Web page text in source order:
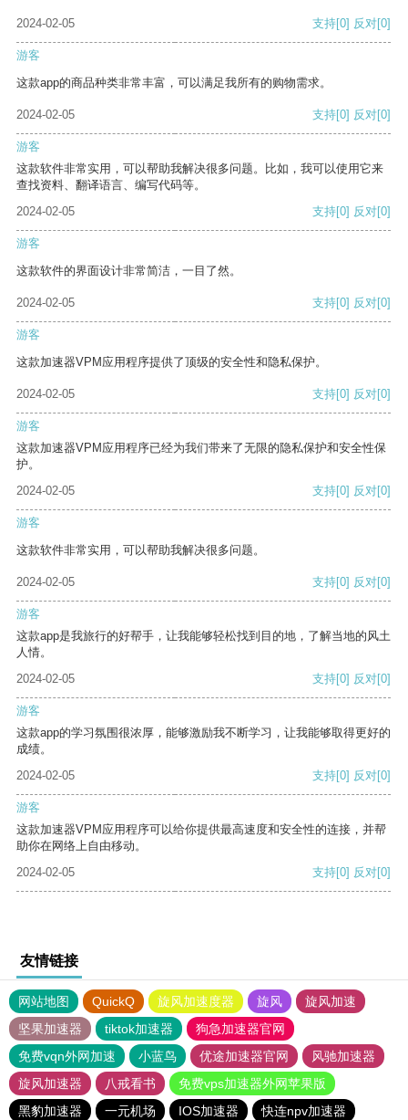
2024-02-05 支持[0] 反对[0]
游客
这款app的商品种类非常丰富，可以满足我所有的购物需求。
2024-02-05 支持[0] 反对[0]
游客
这款软件非常实用，可以帮助我解决很多问题。比如，我可以使用它来
查找资料、翻译语言、编写代码等。
2024-02-05
支持[0] 反对[0]
游客
这款软件的界面设计非常简洁，一目了然。
2024-02-05 支持[0] 反对[0]
游客
这款加速器VPM应用程序提供了顶级的安全性和隐私保护。
2024-02-05 支持[0] 反对[0]
游客
这款加速器VPM应用程序已经为我们带来了无限的隐私保护和安全性保
护。
2024-02-05
支持[0] 反对[0]
游客
这款软件非常实用，可以帮助我解决很多问题。
2024-02-05 支持[0] 反对[0]
游客
这款app是我旅行的好帮手，让我能够轻松找到目的地，了解当地的风土
人情。
2024-02-05
支持[0] 反对[0]
游客
这款app的学习氛围很浓厚，能够激励我不断学习，让我能够取得更好的
成绩。
2024-02-05
支持[0] 反对[0]
游客
这款加速器VPM应用程序可以给你提供最高速度和安全性的连接，并帮
助你在网络上自由移动。
2024-02-05
支持[0] 反对[0]
友情链接
网站地图 QuickQ 旋风加速度器 旋风
旋风加速
坚果加速器
tiktok加速器
狗急加速器官网
免费vqn外网加速
小蓝鸟 优途加速器官网
风驰加速器
旋风加速器
八戒看书
免费vps加速器外网苹果版
黑豹加速器
一元机场 IOS加速器 快连npv加速器